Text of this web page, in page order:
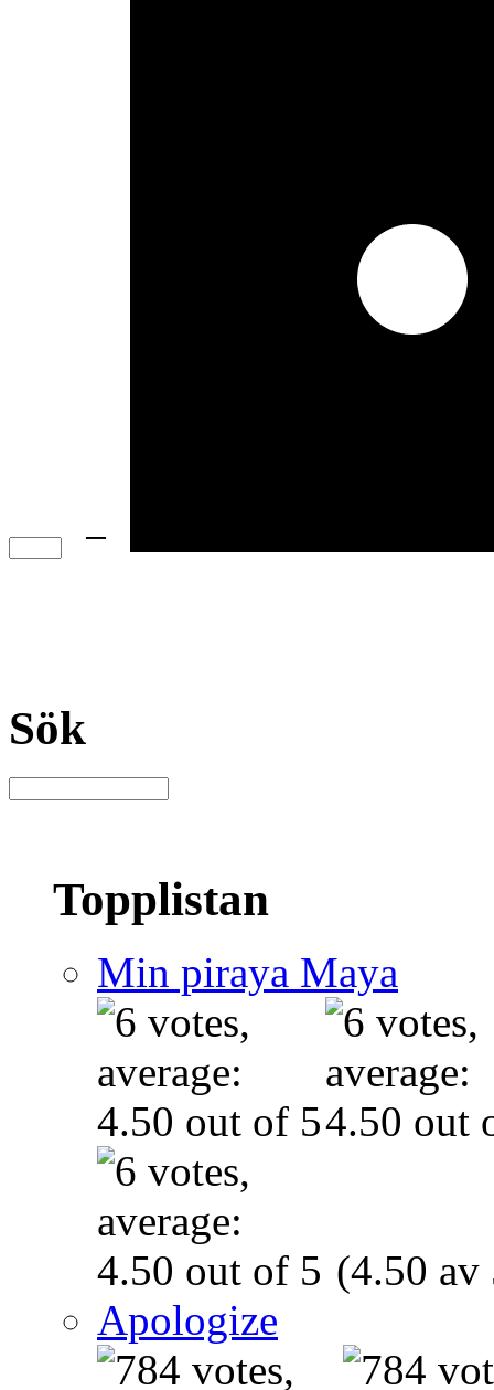
−
Sök
Topplistan
Min piraya Maya
(4.50 av
Apologize